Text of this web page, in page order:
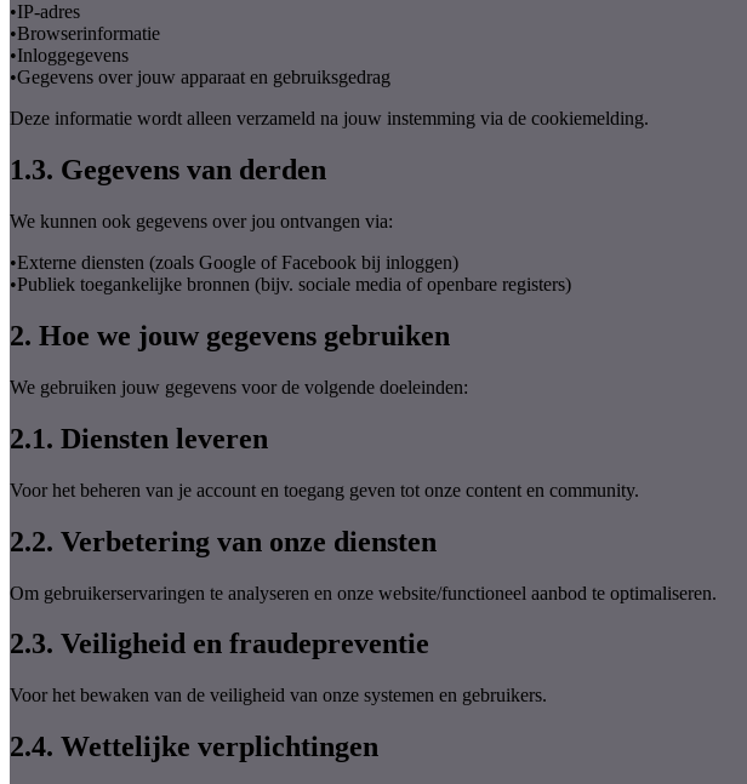
•IP-adres
•Browserinformatie
•Inloggegevens
•Gegevens over jouw apparaat en gebruiksgedrag
Deze informatie wordt alleen verzameld na jouw instemming via de cookiemelding.
1.3. Gegevens van derden
We kunnen ook gegevens over jou ontvangen via:
•Externe diensten (zoals Google of Facebook bij inloggen)
•Publiek toegankelijke bronnen (bijv. sociale media of openbare registers)
2. Hoe we jouw gegevens gebruiken
We gebruiken jouw gegevens voor de volgende doeleinden:
2.1. Diensten leveren
Voor het beheren van je account en toegang geven tot onze content en community.
2.2. Verbetering van onze diensten
Om gebruikerservaringen te analyseren en onze website/functioneel aanbod te optimaliseren.
2.3. Veiligheid en fraudepreventie
Voor het bewaken van de veiligheid van onze systemen en gebruikers.
2.4. Wettelijke verplichtingen